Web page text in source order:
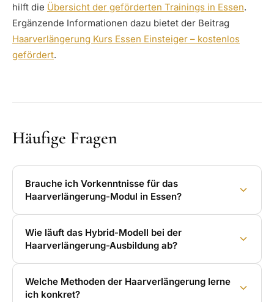
hilft die Übersicht der geförderten Trainings in Essen.
Ergänzende Informationen dazu bietet der Beitrag
Haarverlängerung Kurs Essen Einsteiger – kostenlos
gefördert.
Häufige Fragen
Brauche ich Vorkenntnisse für das
Haarverlängerung-Modul in Essen?
Wie läuft das Hybrid-Modell bei der
Haarverlängerung-Ausbildung ab?
Welche Methoden der Haarverlängerung lerne
ich konkret?